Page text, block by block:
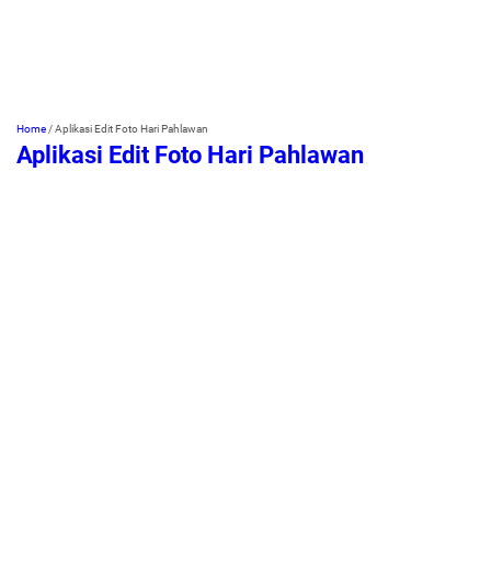
Home /Aplikasi Edit Foto Hari Pahlawan
Aplikasi Edit Foto Hari Pahlawan